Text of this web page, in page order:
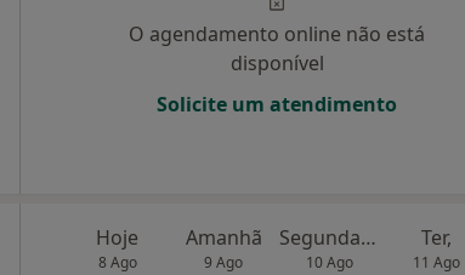
O agendamento online não está
disponível
Solicite um atendimento
Hoje
8 Ago
Amanhã
9 Ago
Segunda-feira
10 Ago
Ter,
11 Ago